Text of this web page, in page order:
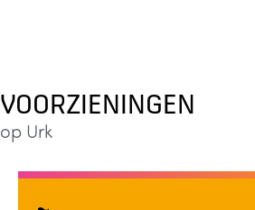
VOORZIENINGEN
op Urk